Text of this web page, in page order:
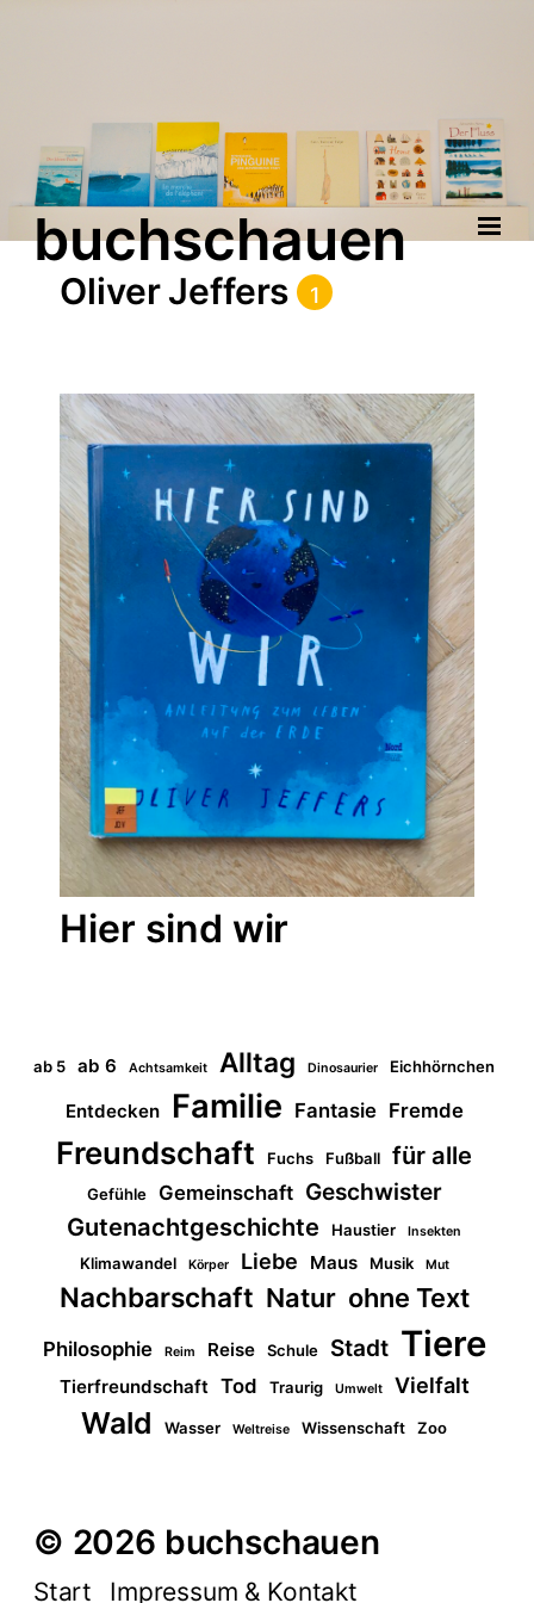
buchschauen
Oliver Jeffers 1
Hier sind wir
ab 5 ab 6 Achtsamkeit Alltag Dinosaurier Eichhörnchen
Entdecken Familie Fantasie Fremde
Freundschaft Fuchs Fußball für alle
Gefühle Gemeinschaft Geschwister
Gutenachtgeschichte Haustier Insekten
Klimawandel Körper Liebe Maus Musik Mut
Nachbarschaft Natur ohne Text
Philosophie Reim Reise Schule Stadt Tiere
Tierfreundschaft Tod Traurig Umwelt Vielfalt
Wald Wasser Weltreise Wissenschaft Zoo
© 2026 buchschauen
Start Impressum & Kontakt